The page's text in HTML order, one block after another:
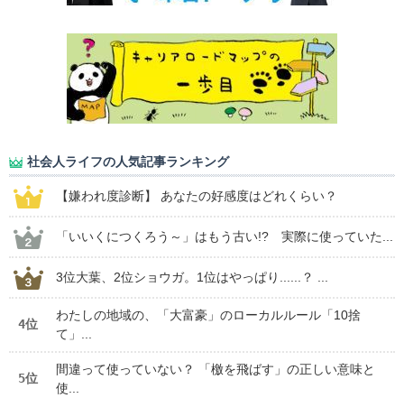
社会人ライフの人気記事ランキング
【嫌われ度診断】 あなたの好感度はどれくらい？
「いいくにつくろう～」はもう古い!? 実際に使っていた...
3位大葉、2位ショウガ。1位はやっぱり......？ ...
4位
わたしの地域の、「大富豪」のローカルルール「10捨
て」...
5位
間違って使っていない？ 「檄を飛ばす」の正しい意味と
使...